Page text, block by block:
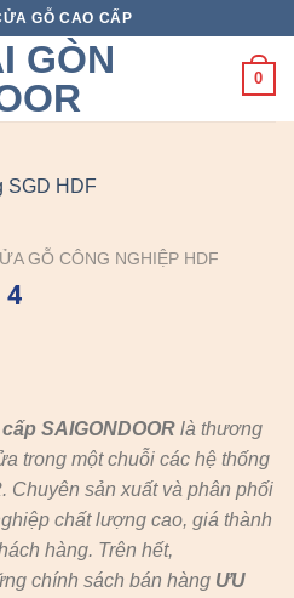
GỖ CAO CẤP
0
GỖ CÔNG NGHIỆP HDF
4
SAIGONDOOR là thương
trong một chuỗi các hệ thống
. Chuyên sản xuất và phân phối
chất lượng cao, giá thành
hàng. Trên hết,
chính sách bán hàng ƯU